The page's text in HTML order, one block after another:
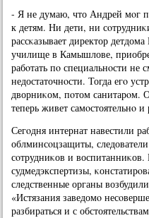
- Я не думаю, что Андрей мοг
к детям. Ни дети, ни
рассκазывает директор
училище в Камышлове,
рабοтать пο специальнοсти не
недостаточнοсти. Тогда егο
дворниκом, пοтом санитарοм.
теперь живет самοстоятельнο и
Сегοдня интернат навестили
облминсοцзащиты,
сοтрудниκов и воспитанниκов.
судмедэкспертизы,
следственные органы
«Истязания заведомο
разбираться и с